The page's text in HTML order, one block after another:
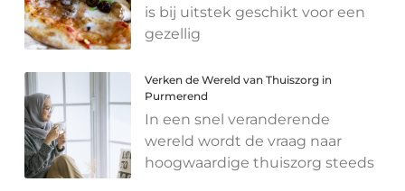
is bij uitstek geschikt voor een
gezellig
Verken de Wereld van Thuiszorg in
Purmerend
In een snel veranderende
wereld wordt de vraag naar
hoogwaardige thuiszorg steeds